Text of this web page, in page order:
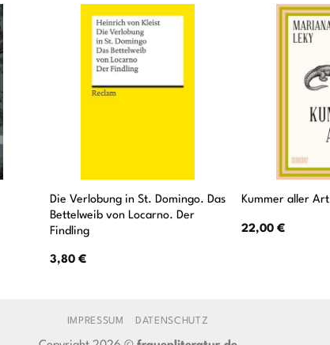
Die Verlobung in St. Domingo. Das
Bettelweib von Locarno. Der
Findling
3,80 €
Kummer aller Art
22,00 €
IMPRESSUM DATENSCHUTZ